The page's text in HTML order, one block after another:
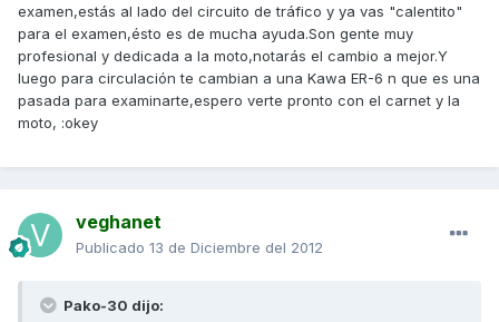
examen,estás al lado del circuito de tráfico y ya vas "calentito"
para el examen,ésto es de mucha ayuda.Son gente muy
profesional y dedicada a la moto,notarás el cambio a mejor.Y
luego para circulación te cambian a una Kawa ER-6 n que es una
pasada para examinarte,espero verte pronto con el carnet y la
moto, :okey
veghanet
Publicado 13 de Diciembre del 2012
Pako-30 dijo: